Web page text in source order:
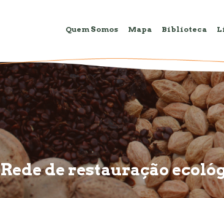
Quem Somos Mapa Biblioteca
Rede de restauração